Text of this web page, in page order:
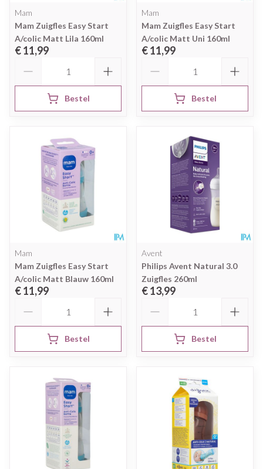
Mam
Mam Zuigfles Easy Start
A/colic Matt Lila 160ml
€ 11,99
Bestel
Mam
Mam Zuigfles Easy Start
A/colic Matt Uni 160ml
€ 11,99
Bestel
Mam
Mam Zuigfles Easy Start
A/colic Matt Blauw 160ml
€ 11,99
Bestel
Avent
Philips Avent Natural 3.0
Zuigfles 260ml
€ 13,99
Bestel